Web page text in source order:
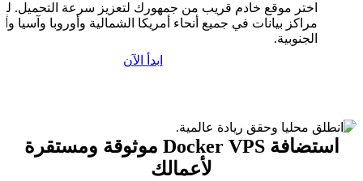
اختر موقع خادم قريب من جمهورك لتعزيز سرعة التحميل.
مراكز بيانات في جميع أنحاء أمريكا الشمالية وأوروبا وآسيا
الجنوبية.
ابدأ الآن
استضافة Docker VPS موثوقة ومستقرة
لأعمالك